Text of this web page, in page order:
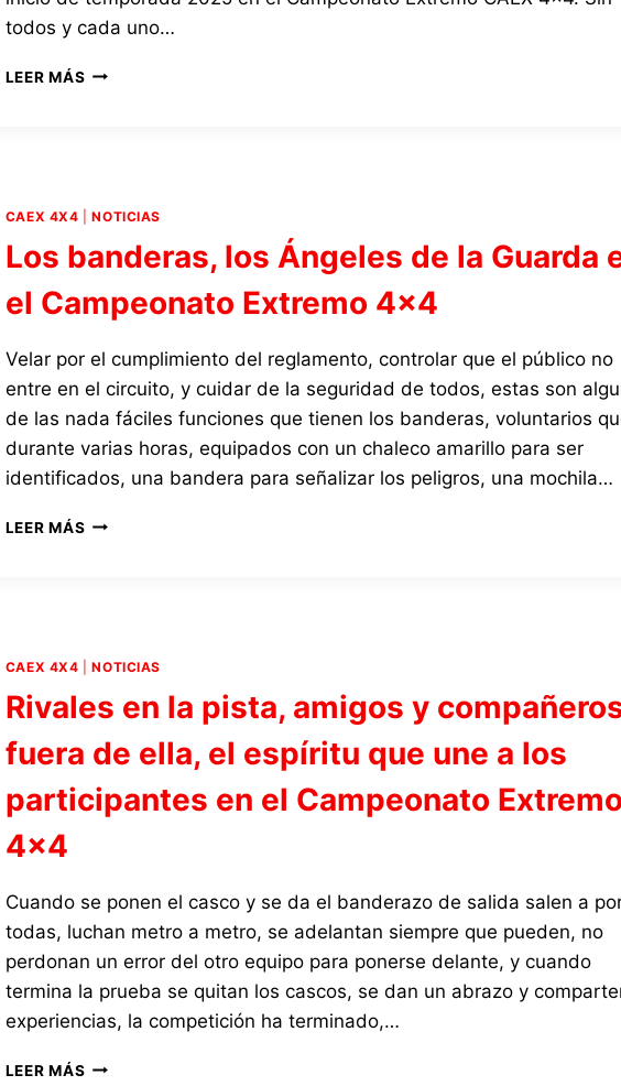
todos y cada uno…
LEER MÁS GRACIAS
HECHO
UN
ARRANQUE
TEMPORADA
EN
EL
EXTREME
4×4
TORROX
CAEX 4X4 |NOTICIAS
Los banderas, los Ángeles de la Guarda
el Campeonato Extremo 4×4
Velar por el cumplimiento del reglamento, controlar que el público no
entre en el circuito, y cuidar de la seguridad de todos, estas son
de las nada fáciles funciones que tienen los banderas, voluntarios
durante varias horas, equipados con un chaleco amarillo para ser
identificados, una bandera para señalizar los peligros, una mochila…
LEER MÁS LOS
GUARDA
EL
EXTREMO
CAEX 4X4 |NOTICIAS
Rivales en la pista, amigos y
fuera de ella, el espíritu que une a los
participantes en el Campeonato Extremo
4×4
Cuando se ponen el casco y se da el banderazo de salida salen a
todas, luchan metro a metro, se adelantan siempre que pueden, no
perdonan un error del otro equipo para ponerse delante, y cuando
termina la prueba se quitan los cascos, se dan un abrazo y
experiencias, la competición ha terminado,…
LEER MÁS RIVALES